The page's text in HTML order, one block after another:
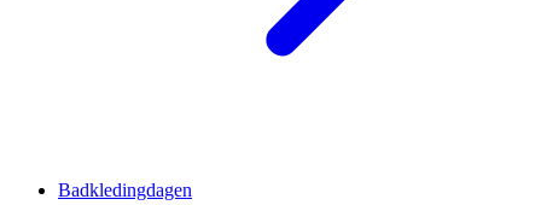
Badkledingdagen